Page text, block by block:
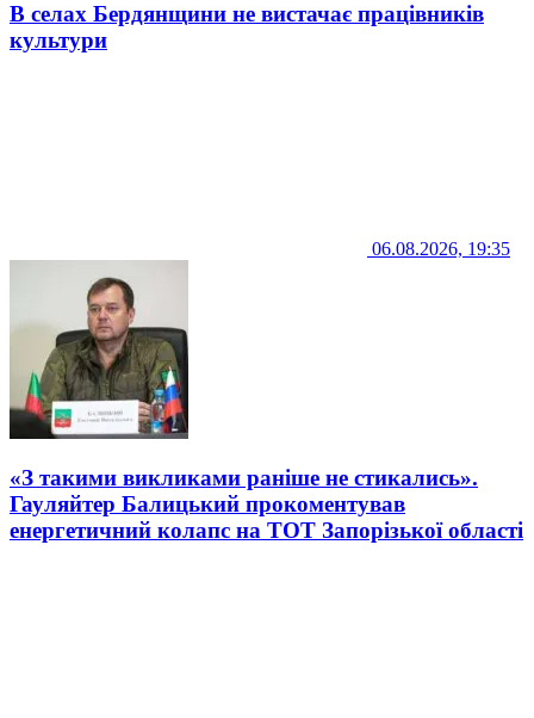
В селах Бердянщини не вистачає працівників
культури
06.08.2026, 19:35
«З такими викликами раніше не стикались».
Гауляйтер Балицький прокоментував
енергетичний колапс на ТОТ Запорізької області